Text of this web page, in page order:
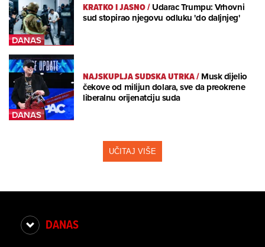
KRATKO I JASNO/Udarac Trumpu: Vrhovni
sud stopirao njegovu odluku 'do daljnjeg'
NAJSKUPLJA SUDSKA UTRKA/Musk dijelio
čekove od milijun dolara, sve da preokrene
liberalnu orijenatciju suda
UČITAJ VIŠE
DANAS